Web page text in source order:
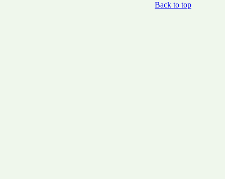
Back to top